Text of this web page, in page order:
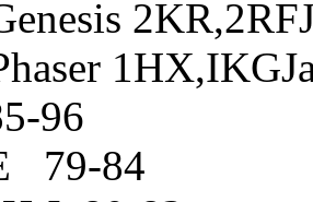
96
79-84